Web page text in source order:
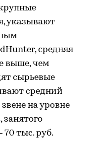
указывают
средняя
выше, чем
сырьевые
средний
на уровне
занятого
тыс. руб.